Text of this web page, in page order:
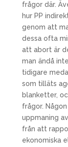
frågor där.
hur PP
genom att
dessa ofta
att abort är
man ändå
tidigare
som tilläts
blanketter,
frågor.
uppmaning
från att
ekonomiska